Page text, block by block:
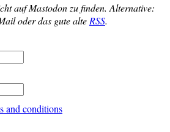
auf Mast­o­don zu fin­den. Alter­na­ti­ve:
oder das gute alte RSS.
and conditions